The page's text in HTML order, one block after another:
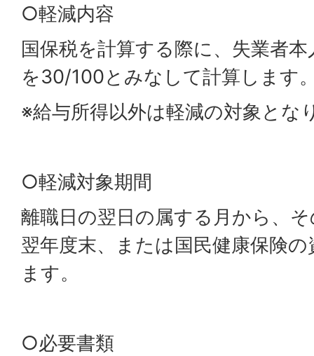
○軽減内容
国保税を計算する際に、失業者
を30/100とみなして計算します
※給与所得以外は軽減の対象とな
○軽減対象期間
離職日の翌日の属する月から、
翌年度末、または国民健康保険
ます。
○必要書類